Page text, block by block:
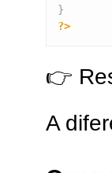
}
?>
👉
A